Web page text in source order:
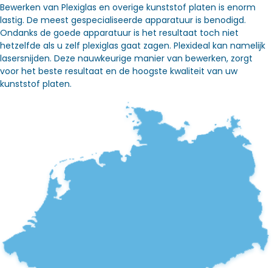
Bewerken van Plexiglas en overige kunststof platen is enorm
lastig. De meest gespecialiseerde apparatuur is benodigd.
Ondanks de goede apparatuur is het resultaat toch niet
hetzelfde als u zelf plexiglas gaat zagen. Plexideal kan namelijk
lasersnijden. Deze nauwkeurige manier van bewerken, zorgt
voor het beste resultaat en de hoogste kwaliteit van uw
kunststof platen.